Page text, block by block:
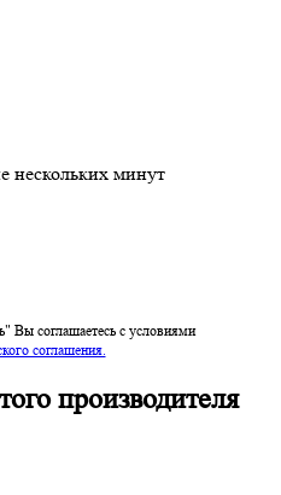
нескольких минут
Вы соглашаетесь c условиями
соглашения.
производителя